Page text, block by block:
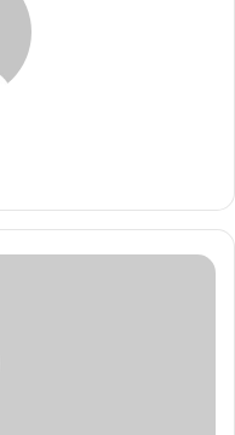
الاسود